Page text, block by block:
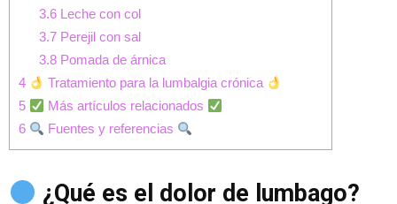
3.6Leche con col
3.7Perejil con sal
3.8Pomada de árnica
4
Tratamiento para la lumbalgia crónica
5
Más artículos relacionados
6
Fuentes y referencias
¿Qué es el dolor de lumbago?